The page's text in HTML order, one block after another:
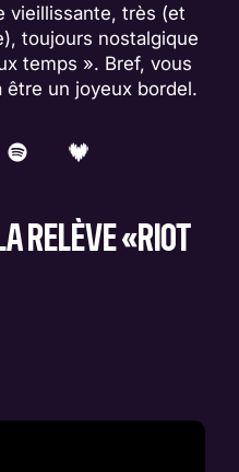
vieillissante, très (et
toujours nostalgique
temps ». Bref, vous
être un joyeux bordel.
RELÈVE «RIOT